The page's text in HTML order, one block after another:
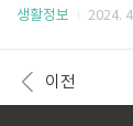
것인지를 가려 내
시트(1918)라고
대체로 정상인과
써 상담의 대상을
로이트의 생물학
간으로 보았다.
도 관심을 갖고
생활정보 2024.
이전